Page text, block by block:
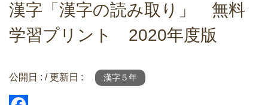
漢字「漢字の読み取り」 無料
学習プリント 2020年度版
公開日 : / 更新日 : 漢字５年